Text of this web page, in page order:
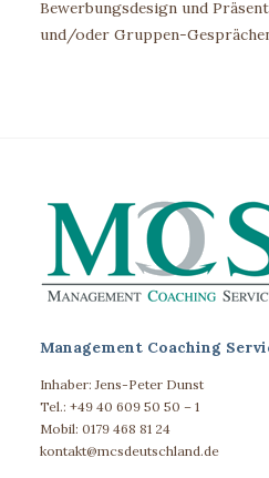
Bewerbungsdesign und
und/oder Gruppen-
Management Coaching
Inhaber: Jens-Peter Dunst
Tel.: +49 40 609 50 50 – 1
Mobil: 0179 468 81 24
kontakt@mcsdeutschland.de